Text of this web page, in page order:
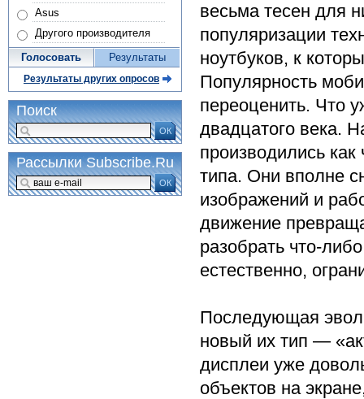
весьма тесен для
популяризации
ноутбуков, к
Популярность
переоценить. Что
двадцатого века.
производились
типа. Они вполне
изображений и
движение
разобрать что-
естественно,
Последующая
новый их тип —
дисплеи уже
объектов на
Asus
Другого производителя
Голосовать Результаты
Результаты других опросов
Поиск
ОК
Рассылки Subscribe.Ru
ОК